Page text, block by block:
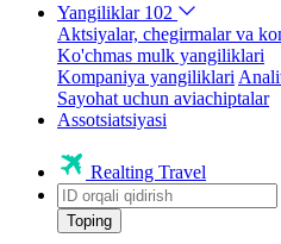
Yangiliklar 102
Aktsiyalar, chegirmalar va
Ko'chmas mulk yangiliklari
Kompaniya yangiliklari
Sayohat uchun aviachiptalar
Assotsiatsiyasi
Realting Travel
Toping